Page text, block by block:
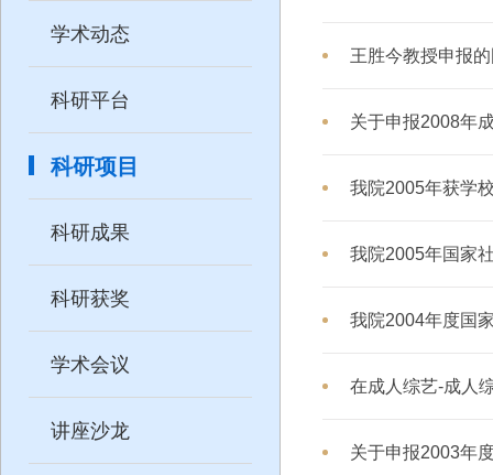
学术动态
科研平台
科研项目
科研成果
科研获奖
学术会议
讲座沙龙
王胜今教授申报
关于申报2008年
我院2005年获学
我院2005年国家
我院2004年度国
关于申报2003年